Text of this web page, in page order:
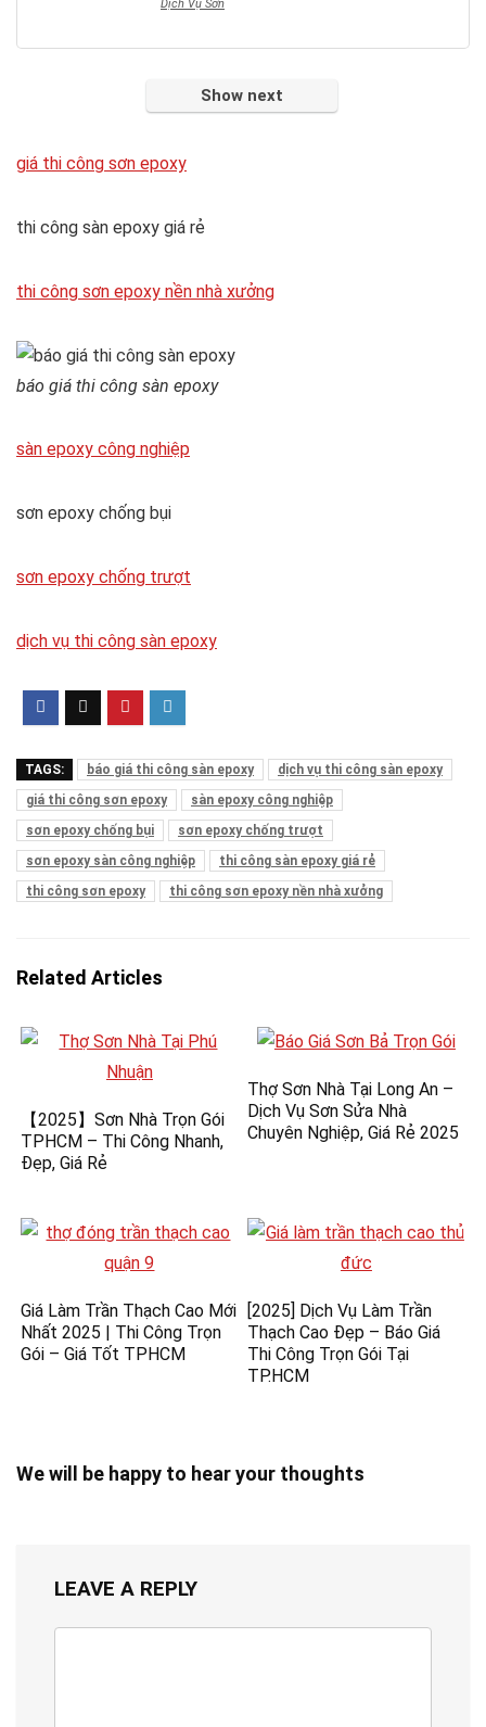
Dịch Vụ Sơn
Show next
giá thi công sơn epoxy
thi công sàn epoxy giá rẻ
thi công sơn epoxy nền nhà xưởng
báo giá thi công sàn epoxy
sàn epoxy công nghiệp
sơn epoxy chống bụi
sơn epoxy chống trượt
dịch vụ thi công sàn epoxy
TAGS: báo giá thi công sàn epoxy
dịch vụ thi công sàn epoxy
giá thi công sơn epoxy
sàn epoxy công nghiệp
sơn epoxy chống bụi
sơn epoxy chống trượt
sơn epoxy sàn công nghiệp
thi công sàn epoxy giá rẻ
thi công sơn epoxy
thi công sơn epoxy nền nhà xưởng
Related Articles
【2025】Sơn Nhà Trọn Gói
TPHCM – Thi Công Nhanh,
Đẹp, Giá Rẻ
Thợ Sơn Nhà Tại Long An –
Dịch Vụ Sơn Sửa Nhà
Chuyên Nghiệp, Giá Rẻ 2025
Giá Làm Trần Thạch Cao Mới
Nhất 2025 | Thi Công Trọn
Gói – Giá Tốt TPHCM
[2025] Dịch Vụ Làm Trần
Thạch Cao Đẹp – Báo Giá
Thi Công Trọn Gói Tại
TP.HCM
We will be happy to hear your thoughts
LEAVE A REPLY